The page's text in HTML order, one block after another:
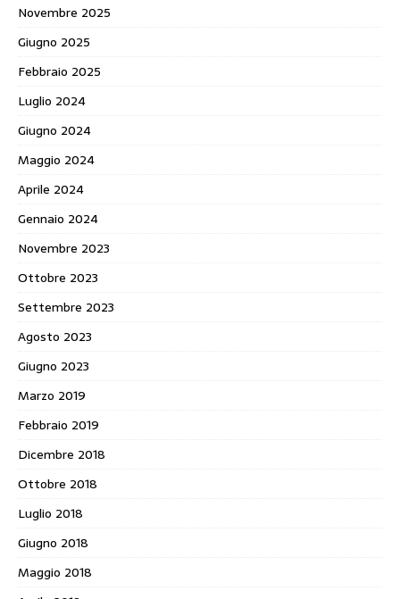
Novembre 2025
Giugno 2025
Febbraio 2025
Luglio 2024
Giugno 2024
Maggio 2024
Aprile 2024
Gennaio 2024
Novembre 2023
Ottobre 2023
Settembre 2023
Agosto 2023
Giugno 2023
Marzo 2019
Febbraio 2019
Dicembre 2018
Ottobre 2018
Luglio 2018
Giugno 2018
Maggio 2018